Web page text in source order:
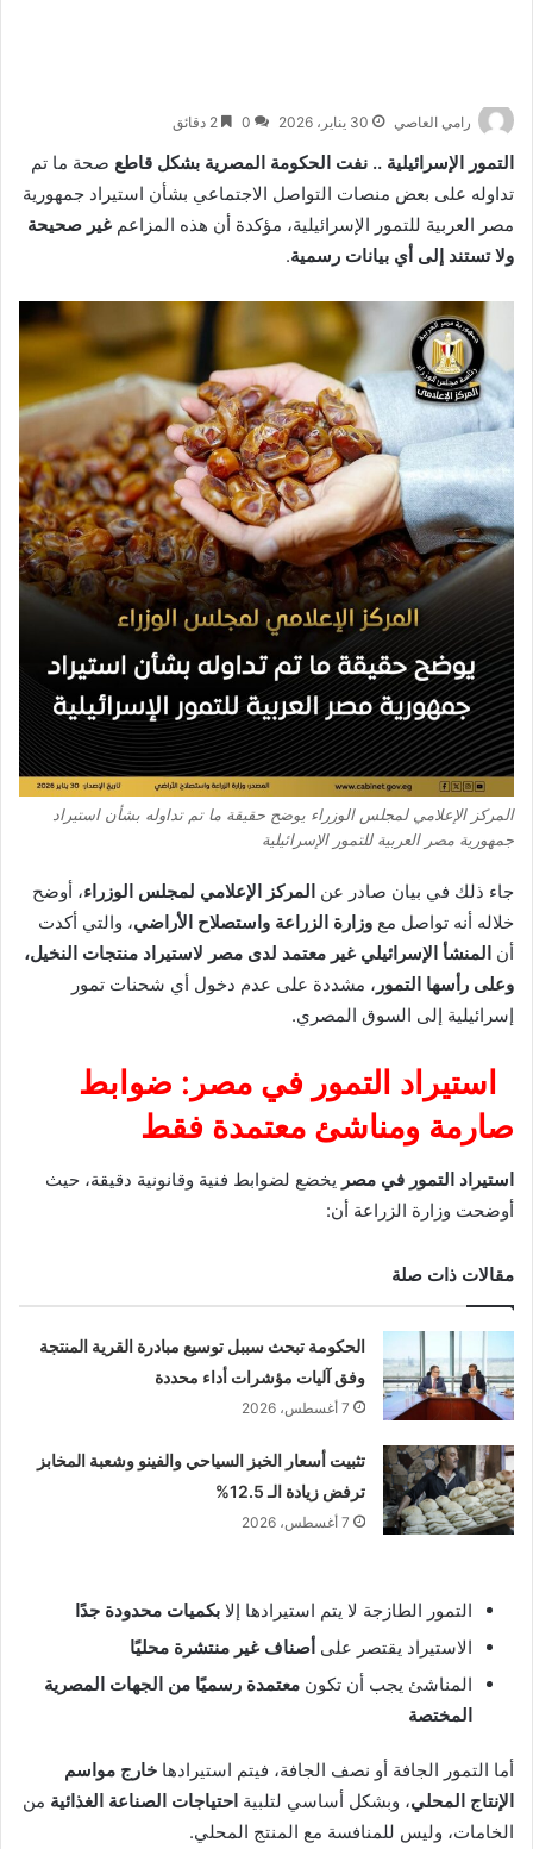
رامي العاصي 30 يناير، 2026 0
التمور الإسرائيلية .. نفت الحكومة المصرية بشكل قاطع صحة ما تم
تداوله على بعض منصات التواصل الاجتماعي بشأن استيراد جمهورية
مصر العربية للتمور الإسرائيلية، مؤكدة أن هذه المزاعم غير صحيحة
ولا تستند إلى أي بيانات رسمية.
المركز الإعلامي لمجلس الوزراء يوضح حقيقة ما تم تداوله بشأن استيراد
جمهورية مصر العربية للتمور الإسرائيلية
جاء ذلك في بيان صادر عن المركز الإعلامي لمجلس الوزراء، أوضح
خلاله أنه تواصل مع وزارة الزراعة واستصلاح الأراضي، والتي أكدت
أن المنشأ الإسرائيلي غير معتمد لدى مصر لاستيراد منتجات النخيل،
وعلى رأسها التمور ، مشددة على عدم دخول أي شحنات تمور
إسرائيلية إلى السوق المصري.
استيراد التمور في مصر: ضوابط
صارمة ومناشئ معتمدة فقط
استيراد التمور في مصر يخضع لضوابط فنية وقانونية دقيقة، حيث
أوضحت وزارة الزراعة أن:
مقالات ذات صلة
الحكومة تبحث سببل توسيع مبادرة القرية المنتجة
وفق آليات مؤشرات أداء محددة
7 أغسطس، 2026
تثبيت أسعار الخبز السياحي والفينو وشعبة المخابز
ترفض زيادة الـ 12.5%
7 أغسطس، 2026
التمور الطازجة لا يتم استيرادها إلا بكميات محدودة جدًا
الاستيراد يقتصر على أصناف غير منتشرة محليًا
المناشئ يجب أن تكون معتمدة رسميًا من الجهات المصرية
المختصة
أما التمور الجافة أو نصف الجافة، فيتم استيرادها خارج مواسم
الإنتاج المحلي، وبشكل أساسي لتلبية احتياجات الصناعة الغذائية من
الخامات، وليس للمنافسة مع المنتج المحلي.